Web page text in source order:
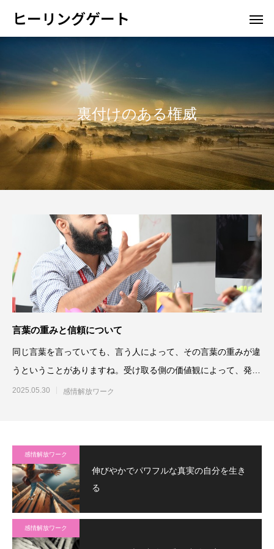
ヒーリングゲート
裏付けのある権威
言葉の重みと信頼について
同じ言葉を言っていても、言う人によって、その言葉の重みが違
うということがありますね。受け取る側の価値観によって、発言
する人の肩書き
2025.05.30 感情解放ワーク
感情解放ワーク
伸びやかでパワフルな真実の自分を生き
る
感情解放ワーク